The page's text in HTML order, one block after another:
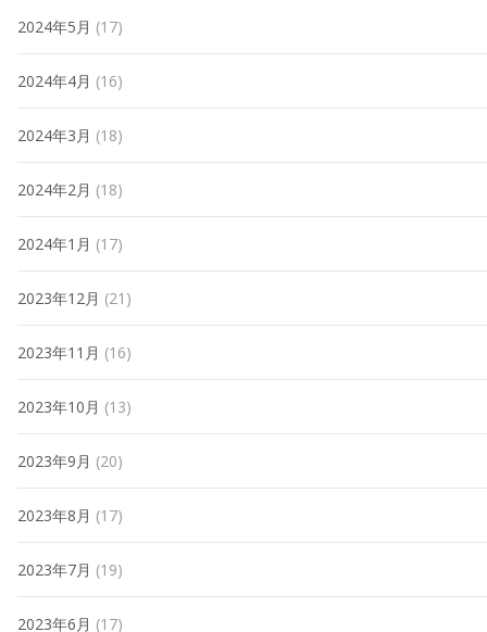
2024年5月 (17)
2024年4月 (16)
2024年3月 (18)
2024年2月 (18)
2024年1月 (17)
2023年12月 (21)
2023年11月 (16)
2023年10月 (13)
2023年9月 (20)
2023年8月 (17)
2023年7月 (19)
2023年6月 (17)